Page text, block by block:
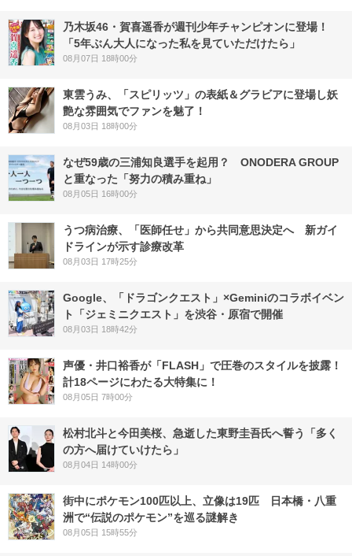
乃木坂46・賀喜遥香が週刊少年チャンピオンに登場！
「5年ぶん大人になった私を見ていただけたら」
08月07日 18時00分
東雲うみ、「スピリッツ」の表紙＆グラビアに登場し妖
艶な雰囲気でファンを魅了！
08月03日 18時00分
なぜ59歳の三浦知良選手を起用？ ONODERA GROUP
と重なった「努力の積み重ね」
08月05日 16時00分
うつ病治療、「医師任せ」から共同意思決定へ 新ガイ
ドラインが示す診療改革
08月03日 17時25分
Google、「ドラゴンクエスト」×Geminiのコラボイベン
ト「ジェミニクエスト」を渋谷・原宿で開催
08月03日 18時42分
声優・井口裕香が「FLASH」で圧巻のスタイルを披露！
計18ページにわたる大特集に！
08月05日 7時00分
松村北斗と今田美桜、急逝した東野圭吾氏へ誓う「多く
の方へ届けていけたら」
08月04日 14時00分
街中にポケモン100匹以上、立像は19匹 日本橋・八重
洲で“伝説のポケモン”を巡る謎解き
08月05日 15時55分